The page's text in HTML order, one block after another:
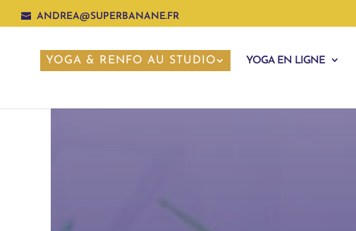
ANDREA@SUPERBANANE.FR
YOGA & RENFO AU STUDIO YOGA EN LIGNE